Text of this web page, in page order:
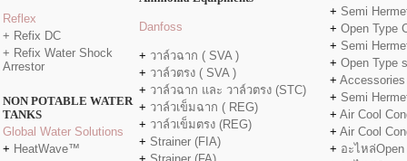
Reflex
+ Refix DC
+ Refix Water Shock
Arrestor
NON POTABLE WATER
TANKS
Global Water Solutions
+ HeatWave™
Danfoss
+ วาล์วฉาก ( SVA )
+ วาล์วตรง ( SVA )
+ วาล์วฉาก และ วาล์วตรง (STC)
+ วาล์วเข็มฉาก ( REG)
+ วาล์วเข็มตรง (REG)
+ Strainer (FIA)
+ Semi
+ Open Type
+ Semi
+ Open Type
+
+ Semi
+ Air Cool
+ Air Cool
+ อะไหล่Open